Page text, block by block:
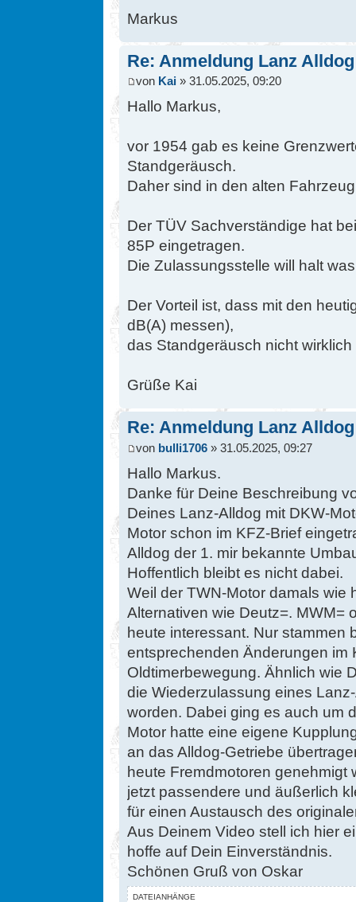
Markus
Re: Anmeldung Lanz
von Kai » 31.05.2025, 09:20
Hallo Markus,
vor 1954 gab es keine
Standgeräusch.
Daher sind in den alten
Der TÜV Sachverständige hat
85P eingetragen.
Die Zulassungsstelle will halt
Der Vorteil ist, dass mit den
dB(A) messen),
das Standgeräusch nicht
Grüße Kai
Re: Anmeldung Lanz
von bulli1706 » 31.05.2025, 09:27
Hallo Markus.
Danke für Deine Beschreibung
Deines Lanz-Alldog mit DKW-
Motor schon im KFZ-Brief
Alldog der 1. mir bekannte
Hoffentlich bleibt es nicht dabei.
Weil der TWN-Motor damals wie
Alternativen wie Deutz=. MWM=
heute interessant. Nur stammen
entsprechenden Änderungen im
Oldtimerbewegung. Ähnlich wie
die Wiederzulassung eines
worden. Dabei ging es auch um
Motor hatte eine eigene
an das Alldog-Getriebe
heute Fremdmotoren
jetzt passendere und äußerlich
für einen Austausch des
Aus Deinem Video stell ich hier
hoffe auf Dein Einverständnis.
Schönen Gruß von Oskar
DATEIANHÄNGE